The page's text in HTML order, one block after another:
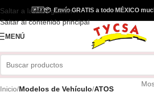
Saltar a la navegación
Saltar al contenido principal
🇲🇽📦Envío GRATIS a todo MÉXICO
MENÚ
Inicio/Modelos de Vehículo/ATOS